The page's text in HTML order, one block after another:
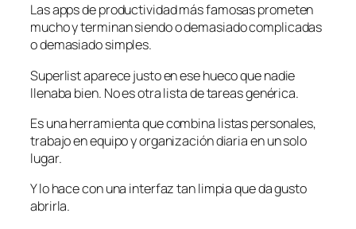
Las apps de productividad más famosas prometen
mucho y terminan siendo o demasiado complicadas
o demasiado simples.
Superlist aparece justo en ese hueco que nadie
llenaba bien. No es otra lista de tareas genérica.
Es una herramienta que combina listas personales,
trabajo en equipo y organización diaria en un solo
lugar.
Y lo hace con una interfaz tan limpia que da gusto
abrirla.